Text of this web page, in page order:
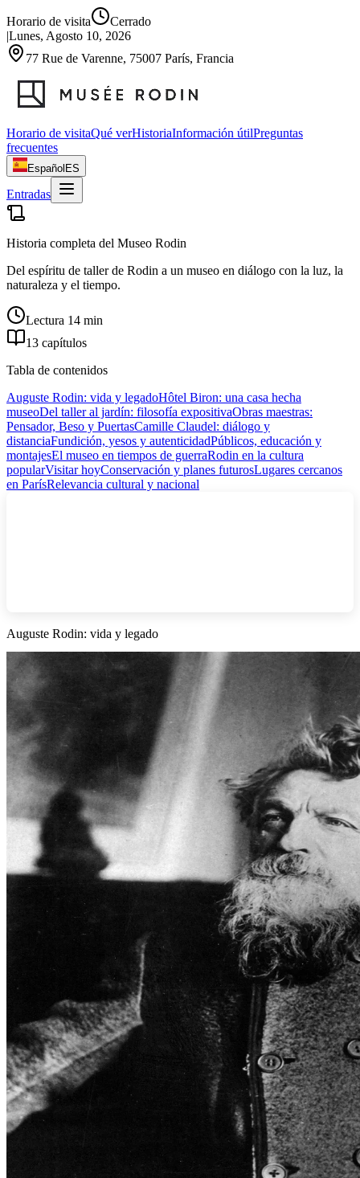
Horario de visita
Cerrado
|Lunes, Agosto 10, 2026
77 Rue de Varenne, 75007 París, Francia
Horario de visitaQué verHistoriaInformación útilPreguntas
frecuentes
Español ES
Entradas
Historia completa del Museo Rodin
Del espíritu de taller de Rodin a un museo en diálogo con la luz, la
naturaleza y el tiempo.
Lectura 14 min
13 capítulos
Tabla de contenidos
Auguste Rodin: vida y legadoHôtel Biron: una casa hecha
museoDel taller al jardín: filosofía expositivaObras maestras:
Pensador, Beso y PuertasCamille Claudel: diálogo y
distanciaFundición, yesos y autenticidadPúblicos, educación y
montajesEl museo en tiempos de guerraRodin en la cultura
popularVisitar hoyConservación y planes futurosLugares cercanos
en ParísRelevancia cultural y nacional
Auguste Rodin: vida y legado